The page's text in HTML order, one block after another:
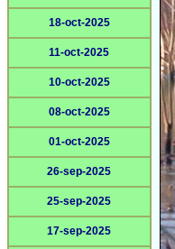
18-oct-2025
11-oct-2025
10-oct-2025
08-oct-2025
01-oct-2025
26-sep-2025
25-sep-2025
17-sep-2025